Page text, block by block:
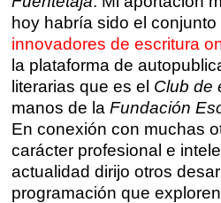
hoy habría sido el conjunto
innovadores de escritura
la plataforma de
literarias que es el Club de
manos de la Fundación
En conexión con muchas
carácter profesional e
actualidad dirijo otros
programación que